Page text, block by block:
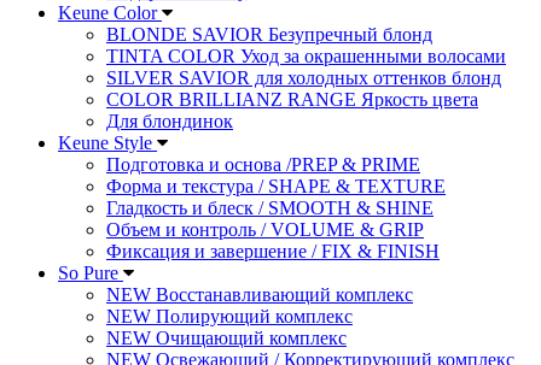
Keune Color
BLONDE SAVIOR Безупречный блонд
TINTA COLOR Уход за окрашенными волосами
SILVER SAVIOR для холодных оттенков блонд
COLOR BRILLIANZ RANGE Яркость цвета
Для блондинок
Keune Style
Подготовка и основа /PREP & PRIME
Форма и текстура / SHAPE & TEXTURE
Гладкость и блеск / SMOOTH & SHINE
Объем и контроль / VOLUME & GRIP
Фиксация и завершение / FIX & FINISH
So Pure
NEW Восстанавливающий комплекс
NEW Полирующий комплекс
NEW Очищающий комплекс
NEW Освежающий / Корректирующий комплекс